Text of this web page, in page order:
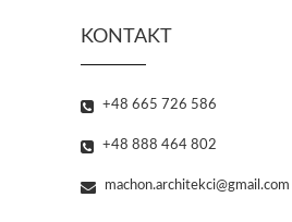
KONTAKT
+48 665 726 586
+48 888 464 802
machon.architekci@gmail.com